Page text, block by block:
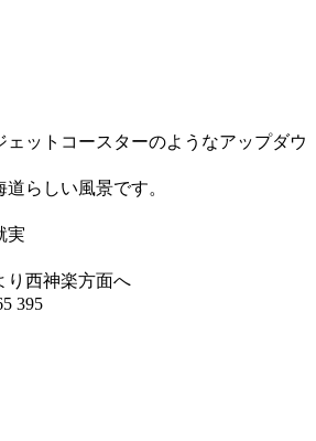
ェットコースターのようなアップダウ
らしい風景です。
実
西神楽方面へ
395